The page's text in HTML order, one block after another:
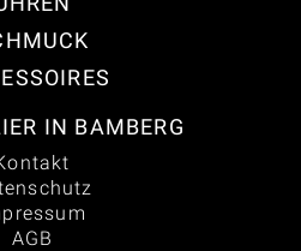
IN BAMBERG
AGB